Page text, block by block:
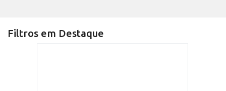
Filtros em Destaque